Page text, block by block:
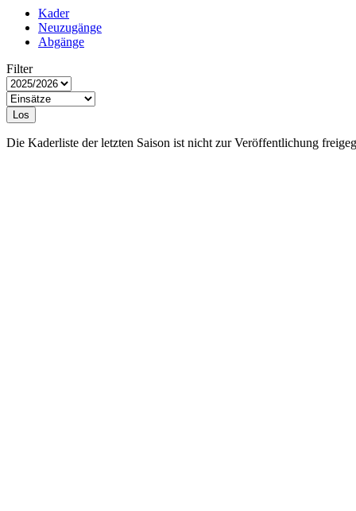
Kader
Neuzugänge
Abgänge
Filter
Los
Die Kaderliste der letzten Saison ist nicht zur Veröffentlichung